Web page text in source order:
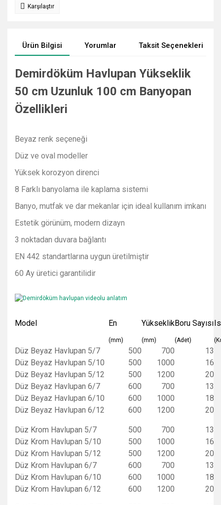
Karşılaştır
Ürün Bilgisi Yorumlar Taksit Seçenekleri
Demirdöküm Havlupan Yükseklik
50 cm Uzunluk 100 cm Banyopan
Özellikleri
Beyaz renk seçeneği
Düz ve oval modeller
Yüksek korozyon direnci
8 Farklı banyolama ile kaplama sistemi
Banyo, mutfak ve dar mekanlar için ideal kullanım imkanı
Estetik görünüm, modern dizayn
3 noktadan duvara bağlantı
EN 442 standartlarına uygun üretilmiştir
60 Ay üretici garantilidir
Model En YükseklikBoru Sayısı
(mm) (mm) (Adet)
Düz Beyaz Havlupan 5/7 500 700
13
Düz Beyaz Havlupan 5/10
500 1000
16
Düz Beyaz Havlupan 5/12
500 1200
20
Düz Beyaz Havlupan 6/7
600 700
13
Düz Beyaz Havlupan 6/10
600 1000
18
Düz Beyaz Havlupan 6/12
600 1200 20
Düz Krom Havlupan 5/7 500 700
13
Düz Krom Havlupan 5/10
500 1000
16
Düz Krom Havlupan 5/12
500 1200
20
Düz Krom Havlupan 6/7
600 700
13
Düz Krom Havlupan 6/10
600 1000
18
Düz Krom Havlupan 6/12
600 1200 20